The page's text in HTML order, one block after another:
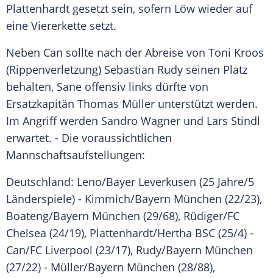
Plattenhardt gesetzt sein, sofern Löw wieder auf
eine Viererkette setzt.
Neben Can sollte nach der Abreise von Toni Kroos
(Rippenverletzung) Sebastian Rudy seinen Platz
behalten, Sane offensiv links dürfte von
Ersatzkapitän Thomas Müller unterstützt werden.
Im Angriff werden Sandro Wagner und Lars Stindl
erwartet. - Die voraussichtlichen
Mannschaftsaufstellungen:
Deutschland: Leno/Bayer Leverkusen (25 Jahre/5
Länderspiele) - Kimmich/Bayern München (22/23),
Boateng/Bayern München (29/68), Rüdiger/FC
Chelsea (24/19), Plattenhardt/Hertha BSC (25/4) -
Can/FC Liverpool (23/17), Rudy/Bayern München
(27/22) - Müller/Bayern München (28/88),